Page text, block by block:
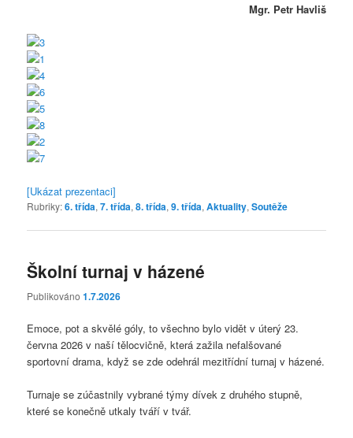
Mgr. Petr Havliš
[Ukázat prezentaci]
Rubriky:6. třída,7. třída,8. třída,9. třída,Aktuality,Soutěže
Školní turnaj v házené
Publikováno1.7.2026
Emoce, pot a skvělé góly, to všechno bylo vidět v úterý 23.
června 2026 v naší tělocvičně, která zažila nefalšované
sportovní drama, když se zde odehrál mezitřídní turnaj v házené.
Turnaje se zúčastnily vybrané týmy dívek z druhého stupně,
které se konečně utkaly tváří v tvář.